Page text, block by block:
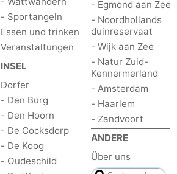
- Sportangeln
Essen und trinken
Veranstaltungen
INSEL
Dorfer
- Den Burg
- Den Hoorn
- De Cocksdorp
- De Koog
- Oudeschild
- Egmond aan Zee
- Noordhollands
duinreservaat
- Wijk aan Zee
- Natur Zuid-
Kennermerland
- Amsterdam
- Haarlem
- Zandvoort
ANDERE
Über uns